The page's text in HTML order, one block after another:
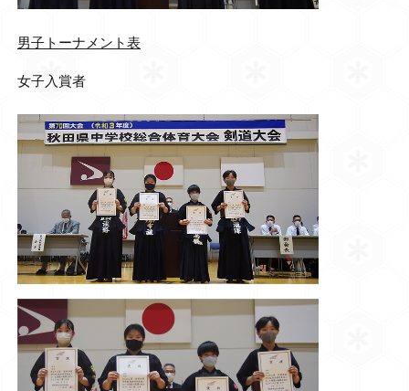
男子トーナメント表
女子入賞者